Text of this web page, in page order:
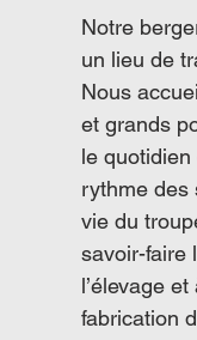
Notre
un lieu de
Nous
et grands
le
rythme des
vie du
savoir-faire
l’élevage et
fabrication